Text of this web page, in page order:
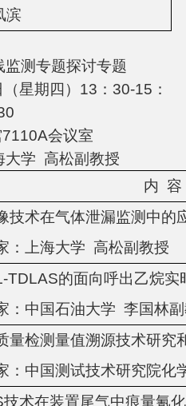
滨
测专题探讨专题
星期四）13：30-15：
会议室
学 高松副教授
内 容
技术在气体泄漏监测中的
： 上海大学 高松副教授
TDLAS的面向呼出乙烷实
： 中国石油大学 李国林
量检测量值溯源技术研究
： 中国测试技术研究院化
技术在装置尾气中痕量氰